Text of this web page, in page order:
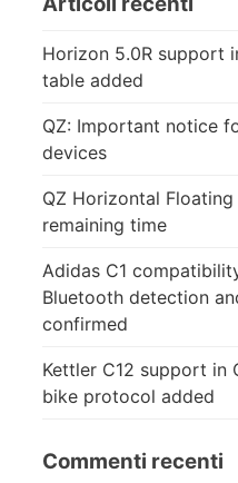
Horizon 5.0R support
table added
QZ: Important notice
devices
QZ Horizontal
remaining time
Adidas C1
Bluetooth detection
confirmed
Kettler C12 support in
bike protocol added
Commenti recenti